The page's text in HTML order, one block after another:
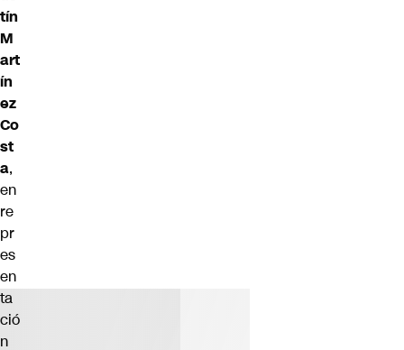
tín
M
art
ín
ez
Co
st
a,
en
re
pr
es
en
ta
ció
n